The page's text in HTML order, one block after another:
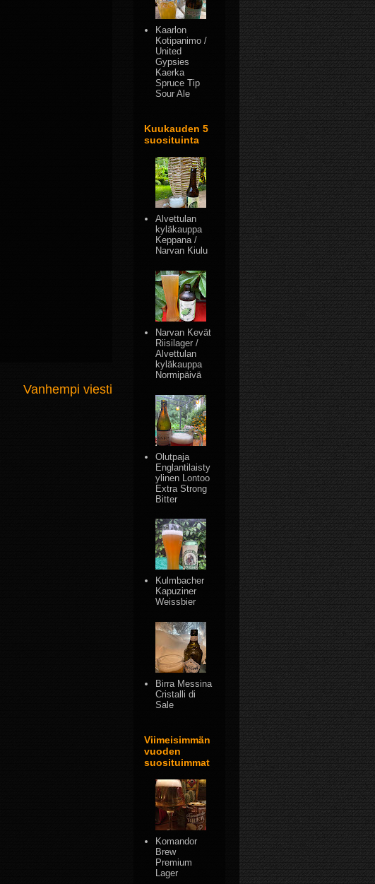
Vanhempi viesti
Kaarlon
Kotipanimo /
United
Gypsies
Kaerka
Spruce Tip
Sour Ale
Kuukauden 5
suosituinta
Alvettulan
kyläkauppa
Keppana /
Narvan Kiulu
Narvan Kevät
Riisilager /
Alvettulan
kyläkauppa
Normipäivä
Olutpaja
Englantilaisty
ylinen Lontoo
Extra Strong
Bitter
Kulmbacher
Kapuziner
Weissbier
Birra Messina
Cristalli di
Sale
Viimeisimmän
vuoden
suosituimmat
Komandor
Brew
Premium
Lager